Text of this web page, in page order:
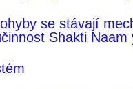
se stávají
Shakti Naam